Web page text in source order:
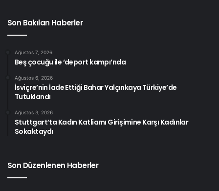
Son Bakılan Haberler
Ağustos 7, 2026
Beş çocuğu ile ‘deport kampı’nda
Ağustos 6, 2026
İsviçre’nin İade Ettiği Bahar Yalçınkaya Türkiye’de
Tutuklandı
Ağustos 3, 2026
Stuttgart’ta Kadın Katliamı Girişimine Karşı Kadınlar
Sokaktaydı
Son Düzenlenen Haberler